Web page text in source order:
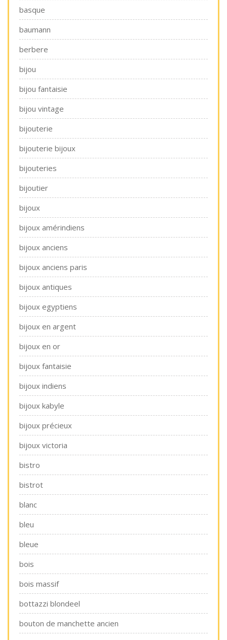
basque
baumann
berbere
bijou
bijou fantaisie
bijou vintage
bijouterie
bijouterie bijoux
bijouteries
bijoutier
bijoux
bijoux amérindiens
bijoux anciens
bijoux anciens paris
bijoux antiques
bijoux egyptiens
bijoux en argent
bijoux en or
bijoux fantaisie
bijoux indiens
bijoux kabyle
bijoux précieux
bijoux victoria
bistro
bistrot
blanc
bleu
bleue
bois
bois massif
bottazzi blondeel
bouton de manchette ancien